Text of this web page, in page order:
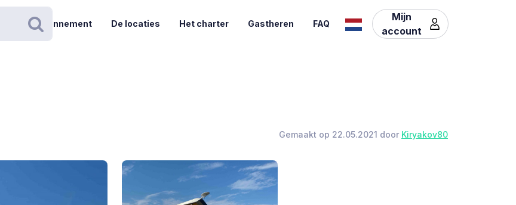
Zoeken
Abonnement De locaties Het charter Gastheren FAQ
Mijn
account
Gemaakt op 22.05.2021 door Kiryakov80